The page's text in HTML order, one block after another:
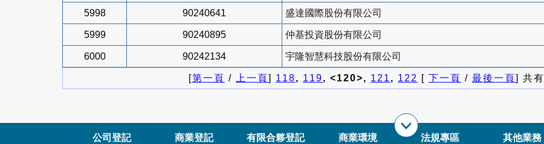
5998 90240641 盛達國際股份有限公司
5999 90240895 仲基投資股份有限公司
6000 90242134 宇隆智慧科技股份有限公司
[第一頁 / 上一頁] 118, 119, <120>, 121, 122 [ 下一頁 / 最後一頁] 共有
公司登記 商業登記 有限合夥登記 商業環境 法規專區 其他業務